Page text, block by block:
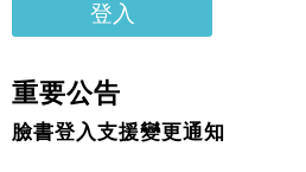
登入
重要公告
臉書登入支援變更通知